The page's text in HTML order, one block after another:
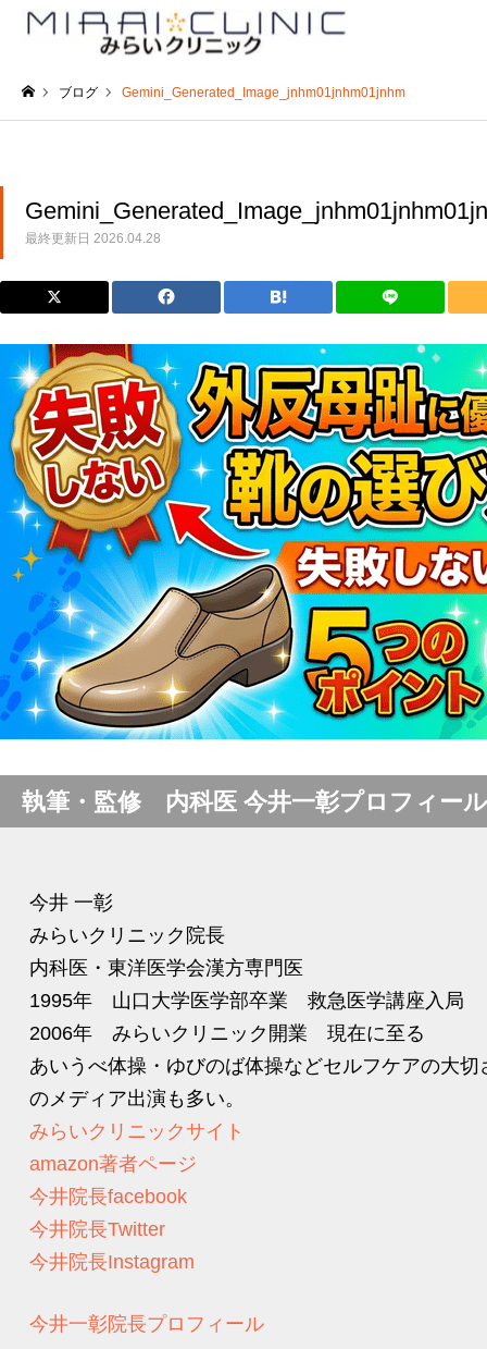
ブログ Gemini_Generated_Image_jnhm01jnhm01jnhm
最終更新日 2026.04.28
執筆・監修 内科医 今井一彰プロフィール
今井 一彰
みらいクリニック院長
内科医・東洋医学会漢方専門医
1995年 山口大学医学部卒業 救急医学講座入局
2006年 みらいクリニック開業 現在に至る
あいうべ体操・ゆびのば体操などセルフケアの大
のメディア出演も多い。
みらいクリニックサイト
amazon著者ページ
今井院長facebook
今井院長Twitter
今井院長Instagram
今井一彰院長プロフィール